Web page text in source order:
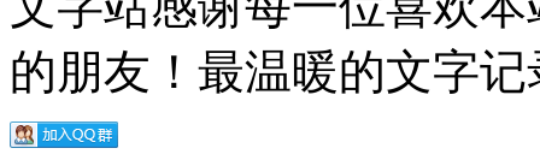
的朋友！最温暖的文字